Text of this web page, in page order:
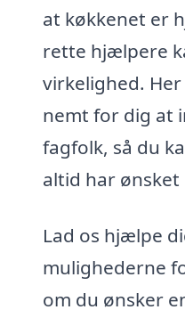
at køkkenet er
rette hjælpere
virkelighed.
nemt for dig at
fagfolk, så du
altid har ønsket
Lad os hjælpe
mulighederne
om du ønsker